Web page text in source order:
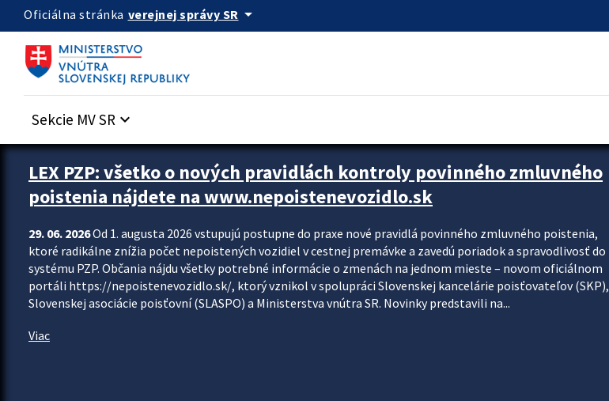
Preskocit na hlavný obsah
Oficiálna stránka verejnej správy SR arrow_drop_down
Sekcie MV SR keyboard_arrow_down
Zastavit automatický posun upútavok
LEX PZP: všetko o nových pravidlách kontroly povinného zmluvného
poistenia nájdete na www.nepoistenevozidlo.sk
29. 06. 2026Od 1. augusta 2026 vstupujú postupne do praxe nové pravidlá povinného zmluvného poistenia,
ktoré radikálne znížia počet nepoistených vozidiel v cestnej premávke a zavedú poriadok a spravodlivosť do
systému PZP. Občania nájdu všetky potrebné informácie o zmenách na jednom mieste – novom oficiálnom
portáli https://nepoistenevozidlo.sk/, ktorý vznikol v spolupráci Slovenskej kancelárie poisťovateľov (SKP),
Slovenskej asociácie poisťovní (SLASPO) a Ministerstva vnútra SR. Novinky predstavili na...
Viac